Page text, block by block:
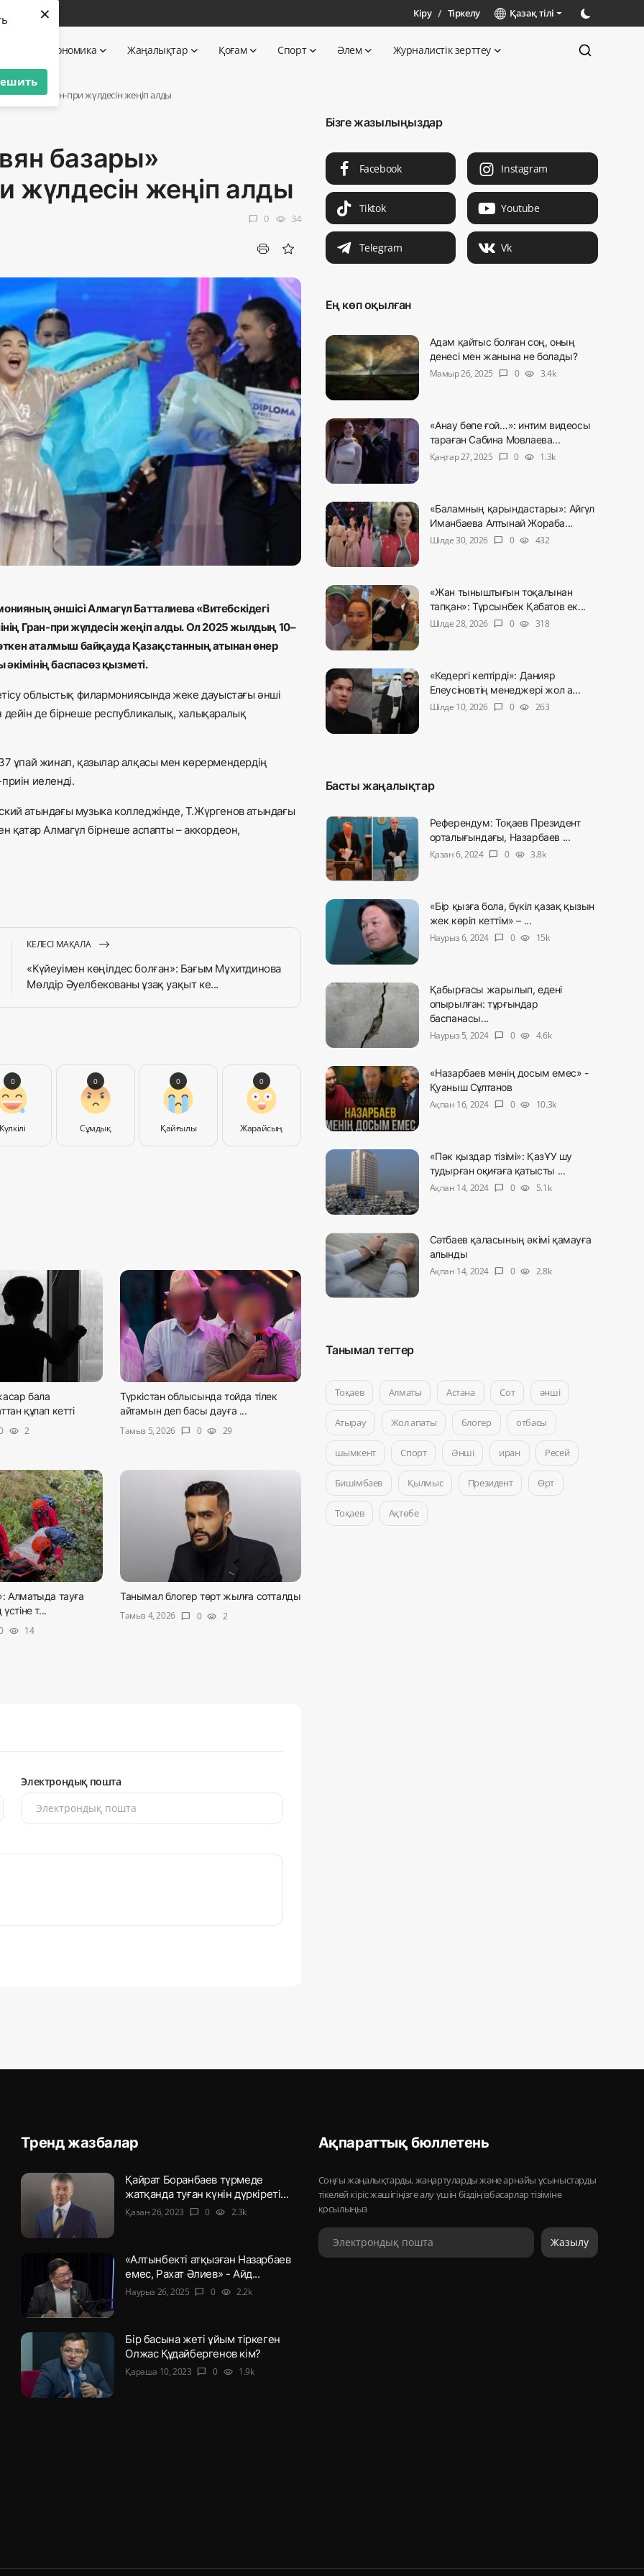
× Кіру / Тіркелу Қазақ тілі
Экономика Жаңалықтар Қоғам Спорт Әлем Журналистік зерттеу
Гран-при жүлдесін жеңіп алды
базары»
жүлдесін жеңіп алды
chat_bubble 0 visibility 34
әншісі Алмагүл Батталиева «Витебскідегі
Гран-при жүлдесін жеңіп алды. Ол 2025 жылдың 10–
аталмыш байқауда Қазақстанның атынан өнер
баспасөз қызметі.
облыстық филармониясында жеке дауыстағы әнші
де бірнеше республикалық, халықаралық
ұпай жинап, қазылар алқасы мен көрермендердің
иеленді.
атындағы музыка колледжінде, Т.Жүргенов атындағы
қатар Алмагүл бірнеше аспапты – аккордеон,
КЕЛЕСІ МАҚАЛА
«Күйеуімен көңілдес болған»: Бағым Мұхитдинова
Мөлдір Әуелбекованы ұзақ уақыт ке...
Күлкілі
0
Сұмдық
0
Қайғылы
0
Жарайсың
0
бала
құлап кетті
visibility 2
Түркістан облысында тойда тілек
айтамын деп басы дауға ...
Тамыз 5, 2026
chat_bubble 0 visibility 29
Алматыда тауға
т...
visibility 14
Танымал блогер төрт жылға сотталды
Тамыз 4, 2026
chat_bubble 0 visibility 2
Электрондық пошта
Бізге жазылыңыздар
Facebook Instagram
Tiktok Youtube
Telegram Vk
Ең көп оқылған
Адам қайтыс болған соң, оның
денесі мен жанына не болады?
Мамыр 26, 2025
chat_bubble 0 visibility 3.4k
«Анау бөпе ғой…»: интим видеосы
тараған Сабина Мовлаева...
Қаңтар 27, 2025
chat_bubble 0 visibility 1.3k
«Баламның қарындастары»: Айгүл
Иманбаева Алтынай Жораба...
Шілде 30, 2026
chat_bubble 0 visibility 432
«Жан тыныштығын тоқалынан
тапқан»: Тұрсынбек Қабатов ек...
Шілде 28, 2026
chat_bubble 0 visibility 318
«Кедергі келтірді»: Данияр
Елеусіновтің менеджері жол а...
Шілде 10, 2026
chat_bubble 0 visibility 263
Басты жаңалықтар
Референдум: Тоқаев Президент
орталығындағы, Назарбаев ...
Қазан 6, 2024 chat_bubble 0 visibility 3.8k
«Бір қызға бола, бүкіл қазақ қызын
жек көріп кеттім» – ...
Наурыз 6, 2024
chat_bubble 0 visibility 15k
Қабырғасы жарылып, едені
опырылған: тұрғындар
баспанасы...
Наурыз 5, 2024
chat_bubble 0 visibility 4.6k
«Назарбаев менің досым емес» -
Қуаныш Сұлтанов
Ақпан 16, 2024
chat_bubble 0 visibility 10.3k
«Пәк қыздар тізімі»: ҚазҰУ шу
тудырған оқиғаға қатысты ...
Ақпан 14, 2024
chat_bubble 0 visibility 5.1k
Сәтбаев қаласының әкімі қамауға
алынды
Ақпан 14, 2024
chat_bubble 0 visibility 2.8k
Танымал тегтер
Тоқаев Алматы Астана Сот әнші
Атырау Жол апаты блогер отбасы
шымкент Спорт Әнші иран Ресей
Бишімбаев Қылмыс Президент Өрт
Тоқаев Ақтөбе
Тренд жазбалар
Қайрат Боранбаев түрмеде
жатқанда туған күнін дүркіреті...
Қазан 26, 2023 chat_bubble 0 visibility 2.3k
«Алтынбекті атқызған Назарбаев
емес, Рахат Әлиев» - Айд...
Наурыз 26, 2025 chat_bubble 0 visibility 2.2k
Бір басына жеті ұйым тіркеген
Олжас Құдайбергенов кім?
Қараша 10, 2023 chat_bubble 0 visibility 1.9k
Ақпараттық бюллетень
Соңғы жаңалықтарды, жаңартуларды және арнайы ұсыныстарды
тікелей кіріс жәшігіңізге алу үшін біздің ізбасарлар тізіміне
қосылыңыз
Жазылу